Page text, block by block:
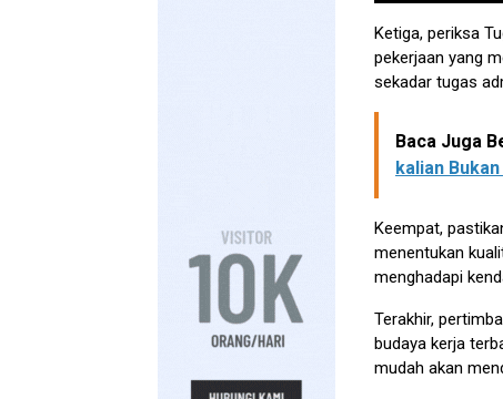
Ketiga, periksa
pekerjaan yang
sekadar tugas
Baca Juga
kalian
Keempat,
menentukan
menghadapi
Terakhir,
budaya kerja
mudah akan